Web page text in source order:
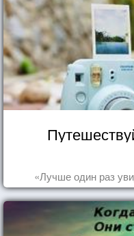
«Лучше один раз